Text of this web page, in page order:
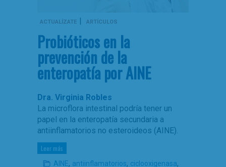
ACTUALÍZATE | ARTÍCULOS
Probióticos en la
prevención de la
enteropatía por AINE
Dra. Virginia Robles
La microflora intestinal podría tener un
papel en la enteropatía secundaria a
antiinflamatorios no esteroideos (AINE).
Leer más
AINE, antiinflamatorios, ciclooxigenasa,